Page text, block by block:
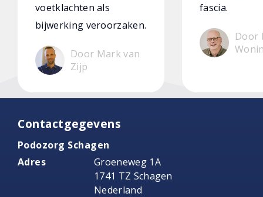
voetklachten als
bijwerking veroorzaken.
Door Mark van
Zijp
fascia.
Door
Contactgegevens
Podozorg Schagen
Adres
Groeneweg 1A
1741 TZ Schagen
Nederland